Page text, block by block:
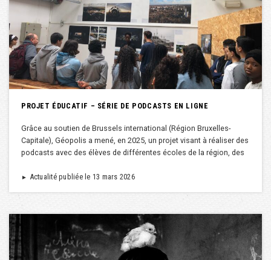
PROJET ÉDUCATIF – SÉRIE DE PODCASTS EN LIGNE
Grâce au soutien de Brussels international (Région Bruxelles-
Capitale), Géopolis a mené, en 2025, un projet visant à réaliser des
podcasts avec des élèves de différentes écoles de la région, des
► Actualité publiée le 13 mars 2026